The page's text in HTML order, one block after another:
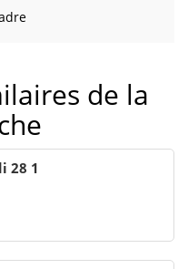
de la
28 1